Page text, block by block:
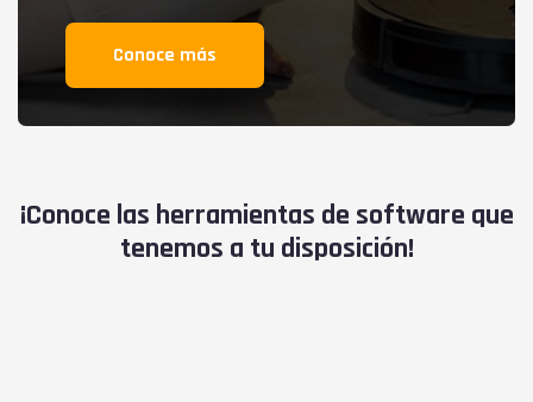
Conoce más
¡Conoce las herramientas de software que
tenemos a tu disposición!